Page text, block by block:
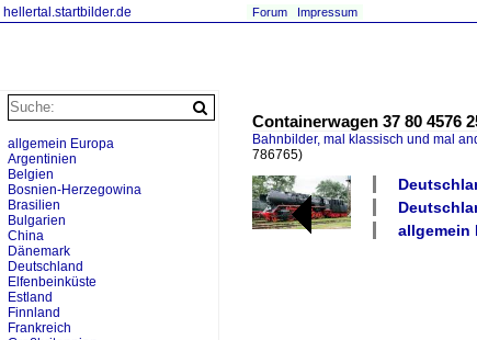
hellertal.startbilder.de Forum Impressum
Containerwagen 37 80 4576
Bahnbilder, mal klassisch und mal
786765)
allgemein
allgemein Europa
Argentinien
Belgien
Bosnien-Herzegowina
Brasilien
Bulgarien
China
Dänemark
Deutschland
Elfenbeinküste
Estland
Finnland
Frankreich